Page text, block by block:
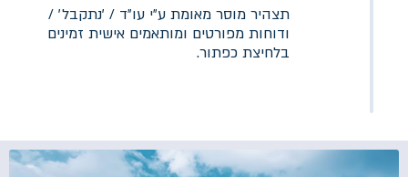
תצהיר מוסר מאומת ע״י עו״ד / ׳נתקבל׳ /
ודוחות מפורטים ומותאמים אישית זמינים
בלחיצת כפתור.